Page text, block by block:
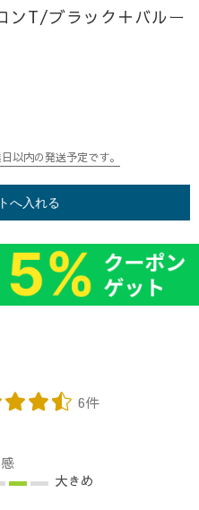
ンT/ブラック＋バルー
以内の発送予定です。
へ入れる
6件
大きめ